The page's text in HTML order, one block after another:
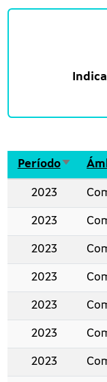
Período
2023
2023
2023
2023
2023
2023
2023